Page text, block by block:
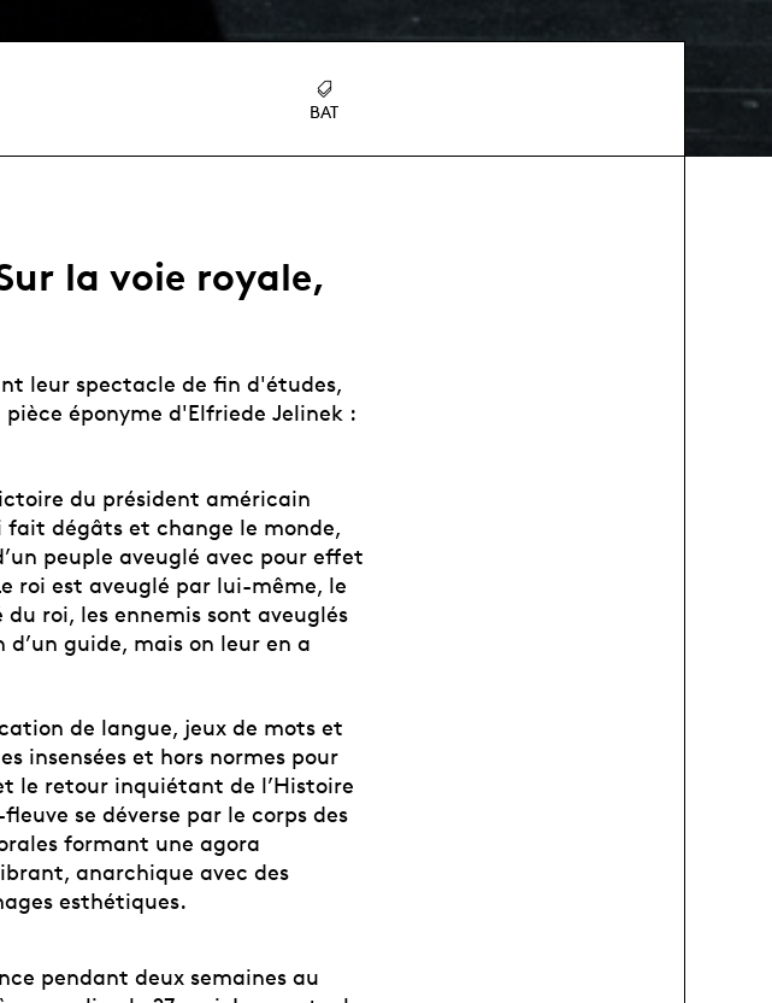
BAT
la voie royale,
leur spectacle de fin d'études,
éponyme d'Elfriede Jelinek :
du président américain
fait dégâts et change le monde,
peuple aveuglé avec pour effet
roi est aveuglé par lui-même, le
roi, les ennemis sont aveuglés
guide, mais on leur en a
de langue, jeux de mots et
insensées et hors normes pour
le retour inquiétant de l’Histoire
se déverse par le corps des
formant une agora
anarchique avec des
esthétiques.
pendant deux semaines au